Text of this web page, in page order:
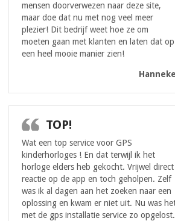
mensen doorverwezen naar deze site,
maar doe dat nu met nog veel meer
plezier! Dit bedrijf weet hoe ze om
moeten gaan met klanten en laten dat op
een heel mooie manier zien!
Hanneke
TOP!
Wat een top service voor GPS
kinderhorloges ! En dat terwijl ik het
horloge elders heb gekocht. Vrijwel direct
reactie op de app en toch geholpen. Zelf
was ik al dagen aan het zoeken naar een
oplossing en kwam er niet uit. Nu was
met de gps installatie service zo opgelost.